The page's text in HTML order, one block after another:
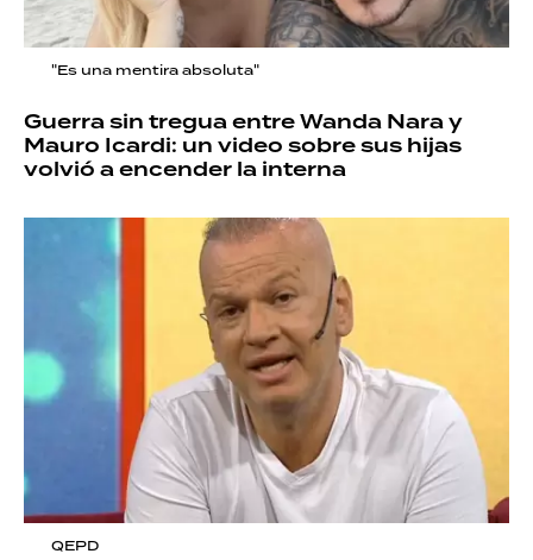
"Es una mentira absoluta"
Guerra sin tregua entre Wanda Nara y
Mauro Icardi: un video sobre sus hijas
volvió a encender la interna
QEPD